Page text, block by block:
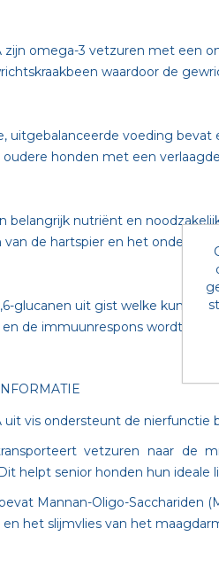
zijn omega-3 vetzuren met een
waardoor de
uitgebalanceerde voeding
honden met een
belangrijk nutriënt en
de hartspier en het
glucanen uit gist welke
de immuunrespons wordt
uit vis ondersteunt de nierfunctie
vetzuren naar de
helpt senior honden hun ideale
Mannan-Oligo-Sacchariden
het slijmvlies van het